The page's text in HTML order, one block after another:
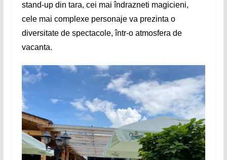
stand-up din tara, cei mai îndrazneti magicieni,
cele mai complexe personaje va prezinta o
diversitate de spectacole, într-o atmosfera de
vacanta.